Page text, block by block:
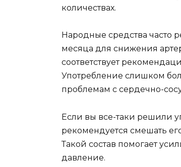
количествах.
Народные средства часто
месяца для снижения
соответствует
Употребление слишком
проблемам с сердечно-
Если вы все-таки решили
рекомендуется смешать
Такой состав помогает
давление.